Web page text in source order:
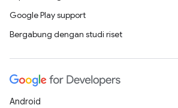
Google Play support
Bergabung dengan studi riset
Android